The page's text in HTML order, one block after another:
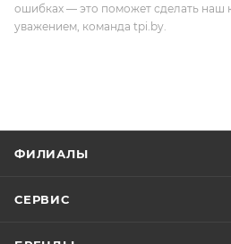
ошибках — это поможет сделать наш
уважением, команда tpi.by.
ФИЛИАЛЫ
СЕРВИС